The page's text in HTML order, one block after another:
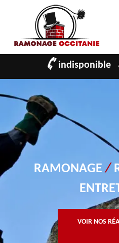
indisponible
RAMONAGE/
VOIR NOS